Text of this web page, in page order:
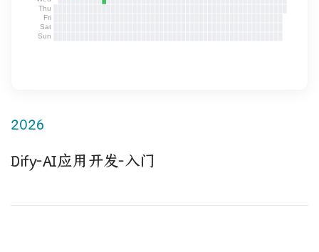
2026
Dify-AI应用开发-入门